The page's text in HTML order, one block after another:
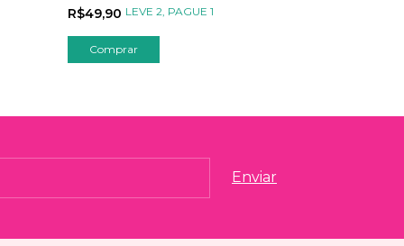
R$49,90 LEVE 2, PAGUE 1
Comprar